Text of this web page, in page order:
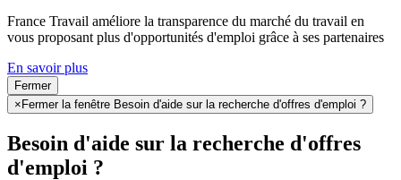
France Travail améliore la transparence du marché du travail en
vous proposant plus d'opportunités d'emploi grâce à ses partenaires
En savoir plus
Fermer
× Fermer la fenêtre Besoin d'aide sur la recherche d'offres d'emploi ?
Besoin d'aide sur la recherche d'offres
d'emploi ?